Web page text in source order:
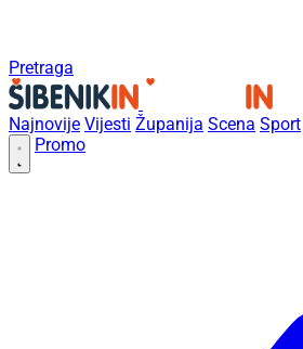
Pretraga
Najnovije Vijesti Županija Scena Sport
Promo